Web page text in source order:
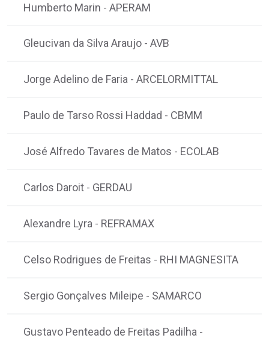
Humberto Marin - APERAM
Gleucivan da Silva Araujo - AVB
Jorge Adelino de Faria - ARCELORMITTAL
Paulo de Tarso Rossi Haddad - CBMM
José Alfredo Tavares de Matos - ECOLAB
Carlos Daroit - GERDAU
Alexandre Lyra - REFRAMAX
Celso Rodrigues de Freitas - RHI MAGNESITA
Sergio Gonçalves Mileipe - SAMARCO
Gustavo Penteado de Freitas Padilha -